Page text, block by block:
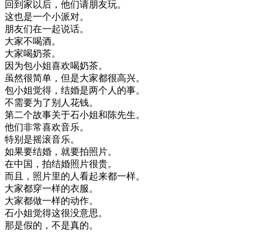
回到 家以后 ， 他们请朋友玩。
这也是一个小派对。
朋友们在一起说话。
大家不喝酒。
大家喝奶茶。
因为包小姐喜欢喝奶茶。
虽然很简单 ， 但是大家都很高兴。
包小姐觉得 ， 结婚是两个人的事。
不需要为了别人花钱。
第二个故事关于石小姐和陈先生。
他们非常喜欢音乐。
特别 是摇滚音乐。
如果要结婚 ， 就要拍照片。
在中国 ， 拍结婚照片很贵。
而且
， 照片里的人看起来都一样。
大家都穿一样的衣服。
大家都做一样的动作。
石小姐觉得这很没意思。
那是假的 ， 不是真的。